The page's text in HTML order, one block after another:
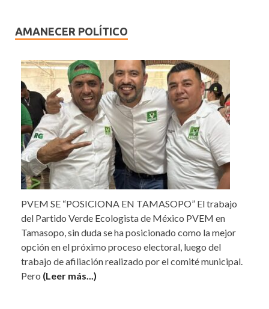
AMANECER POLÍTICO
PVEM SE “POSICIONA EN TAMASOPO” El trabajo
del Partido Verde Ecologista de México PVEM en
Tamasopo, sin duda se ha posicionado como la mejor
opción en el próximo proceso electoral, luego del
trabajo de afiliación realizado por el comité municipal.
Pero (Leer más...)